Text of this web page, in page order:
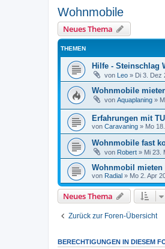
Wohnmobile
Neues Thema
THEMEN
Hilfe - Steinschlag
von Leo » Di 3. Dez
Wohnmobile
von Aquaplaning »
Erfahrungen mit
von Caravaning » Mo
Wohnmobile fast
von Robert » Mi 23.
Wohnmobil mieten
von Radial » Mo 2. Apr
Neues Thema
Zurück zur Foren-Übersicht
BERECHTIGUNGEN IN DIESEM